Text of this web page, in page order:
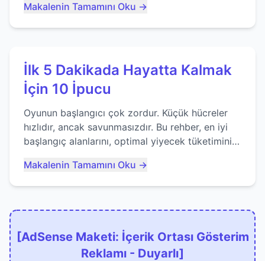
Makalenin Tamamını Oku →
İlk 5 Dakikada Hayatta Kalmak
İçin 10 İpucu
Oyunun başlangıcı çok zordur. Küçük hücreler
hızlıdır, ancak savunmasızdır. Bu rehber, en iyi
başlangıç alanlarını, optimal yiyecek tüketimini
kaçınacağınızı anlatıyor...
Makalenin Tamamını Oku →
[AdSense Maketi: İçerik Ortası Gösterim
Reklamı - Duyarlı]